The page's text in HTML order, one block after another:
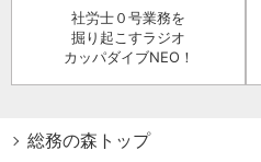
社労士０号業務を
掘り起こすラジオ
カッパダイブNEO！
総務の森トップ